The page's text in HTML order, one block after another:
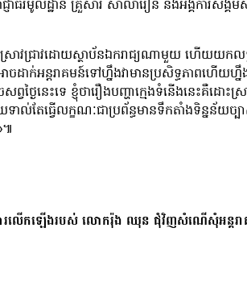
ាធរមូលដ្ឋាន គ្រួសារ សាលារៀន និងអង្គការសង្គ
ស្រាវជ្រាវដោយស្ថាប័នឯករាជ្យណាមួយ ហើយយកល
ាក់អន្តរាគមន៍ទៅហ្នឹងវាមានប្រសិទ្ធភាពហើយហ្នឹ
ថ្ងៃនេះទេ ខ្ញុំថារឿងបញ្ហាក្មេងទំនើងនេះគឺដោះ
ាល់តែធ្វើលក្ខណៈជាប្រព័ន្ធមានទឹកតាំងទិន្នន័យ
៕
រលើកឡើងរបស់ លោករ៉ុង ឈុន ជុំវិញសំណើសុំអន្តរ